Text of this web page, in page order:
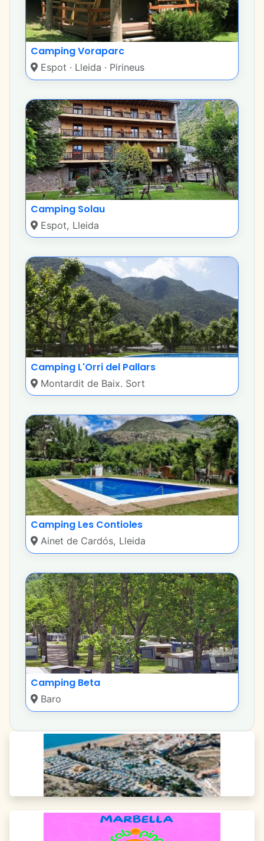
Camping Voraparc
Espot · Lleida · Pirineus
Camping Solau
Espot, Lleida
Camping L'Orri del Pallars
Montardit de Baix. Sort
Camping Les Contioles
Ainet de Cardós, Lleida
Camping Beta
Baro